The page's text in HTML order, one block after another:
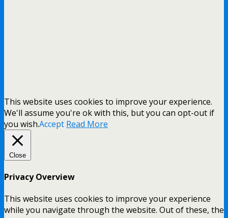
This website uses cookies to improve your experience.
We'll assume you're ok with this, but you can opt-out if
you wish.Accept Read More
Close
Privacy Overview
This website uses cookies to improve your experience
while you navigate through the website. Out of these, the